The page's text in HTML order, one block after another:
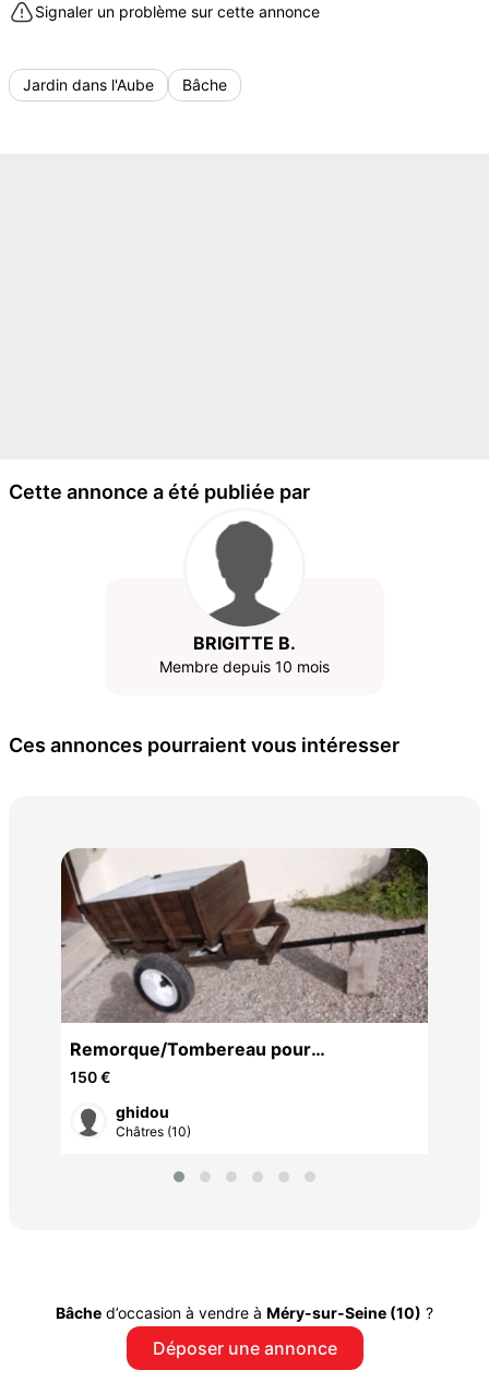
Signaler un problème sur cette annonce
Jardin dans l'Aube Bâche
Cette annonce a été publiée par
BRIGITTE B.
Membre depuis 10 mois
Ces annonces pourraient vous intéresser
Remorque/Tombereau pour
motoculteur
150 €
ghidou
Châtres (10)
Bâche d’occasion à vendre à Méry-sur-Seine (10) ?
Déposer une annonce